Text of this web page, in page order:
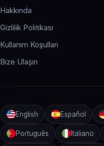
Hakkında
Gizlilik Politikası
Kullanım Koşulları
Bize Ulaşın
English Español
Português Italiano